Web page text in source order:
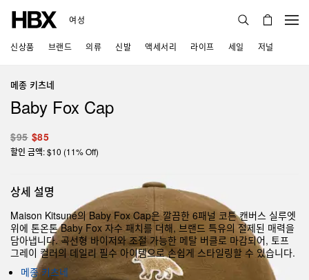
여성
신상품 브랜드 의류 신발 액세서리 라이프 세일 저널
메종 키츠네
Baby Fox Cap
$95 $85
할인 금액: $10 (11% Off)
상세 설명
Maison Kitsuné의 Baby Fox Cap은 깔끔한 6패널 코튼 캔버스 실루엣
위에 톤온톤 Baby Fox 자수 패치를 더해, 브랜드 특유의 절제된 매력을
담아냅니다. 곡선형 바이저와 조절 가능한 메탈 버클로 마감되어, 토프
그레이 컬러의 데일리 필수 아이템으로 손쉽게 스타일링할 수 있습니다.
메종 키츠네